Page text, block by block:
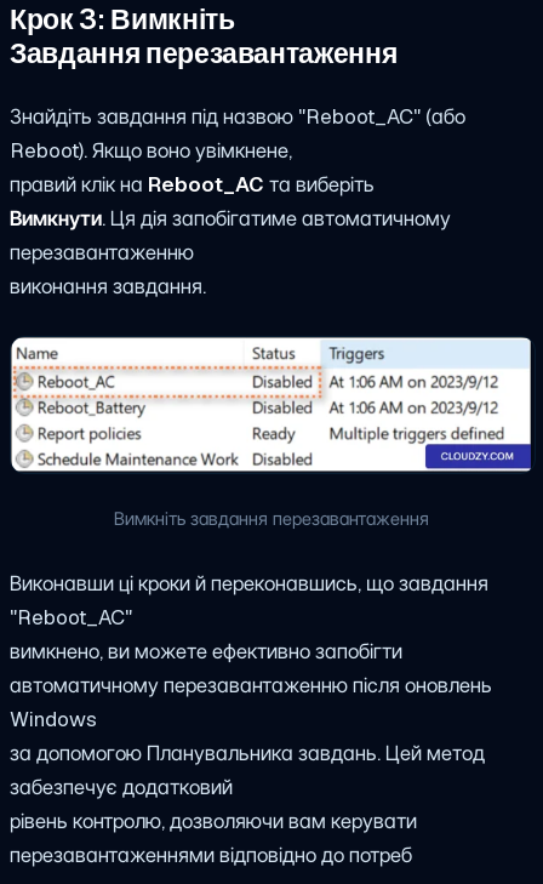
Крок 3: Вимкніть
Завдання перезавантаження
Знайдіть завдання під назвою "Reboot_AC" (або
Reboot). Якщо воно увімкнене,
правий клік на Reboot_AC та виберіть
Вимкнути. Ця дія запобігатиме автоматичному
перезавантаженню
виконання завдання.
Вимкніть завдання перезавантаження
Виконавши ці кроки й переконавшись, що завдання
"Reboot_AC"
вимкнено, ви можете ефективно запобігти
автоматичному перезавантаженню після оновлень
Windows
за допомогою Планувальника завдань. Цей метод
забезпечує додатковий
рівень контролю, дозволяючи вам керувати
перезавантаженнями відповідно до потреб